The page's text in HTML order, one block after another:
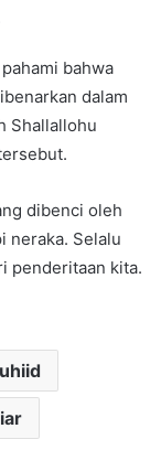
bahwa
dalam
Shallallohu
dibenci oleh
neraka. Selalu
penderitaan kita.